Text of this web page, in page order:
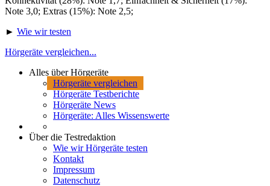
Note 3,0; Extras (15%): Note 2,5;
► Wie wir testen
Hörgeräte vergleichen...
Alles über Hörgeräte
Hörgeräte vergleichen
Hörgeräte Testberichte
Hörgeräte News
Hörgeräte: Alles Wissenswerte
Über die Testredaktion
Wie wir Hörgeräte testen
Kontakt
Impressum
Datenschutz